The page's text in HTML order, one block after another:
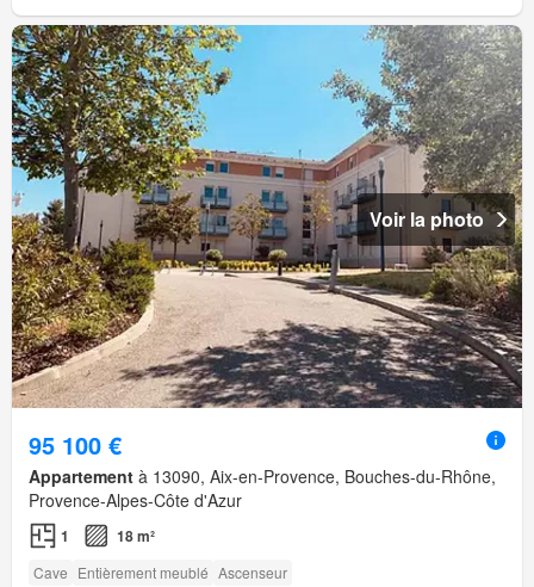
Voir la photo
95 100 €
Appartement à 13090, Aix-en-Provence, Bouches-du-Rhône,
Provence-Alpes-Côte d'Azur
1 18 m²
Cave Entièrement meublé Ascenseur